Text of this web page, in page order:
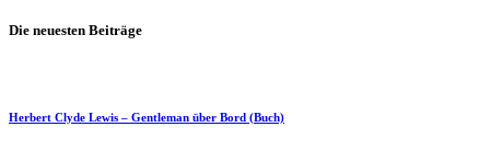
Die neuesten Beiträge
Herbert Clyde Lewis – Gentleman über Bord (Buch)